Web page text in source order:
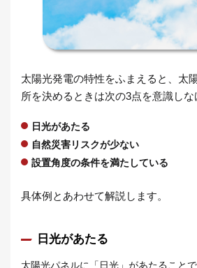
太陽光発電の特性をふまえると、太
所を決めるときは次の3点を意識しな
日光があたる
自然災害リスクが少ない
設置角度の条件を満たしている
具体例とあわせて解説します。
日光があたる
太陽光パネルに「日光」があたること